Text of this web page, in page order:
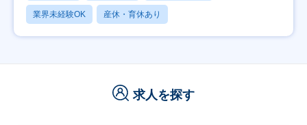
業界未経験OK 産休・育休あり
求人を探す